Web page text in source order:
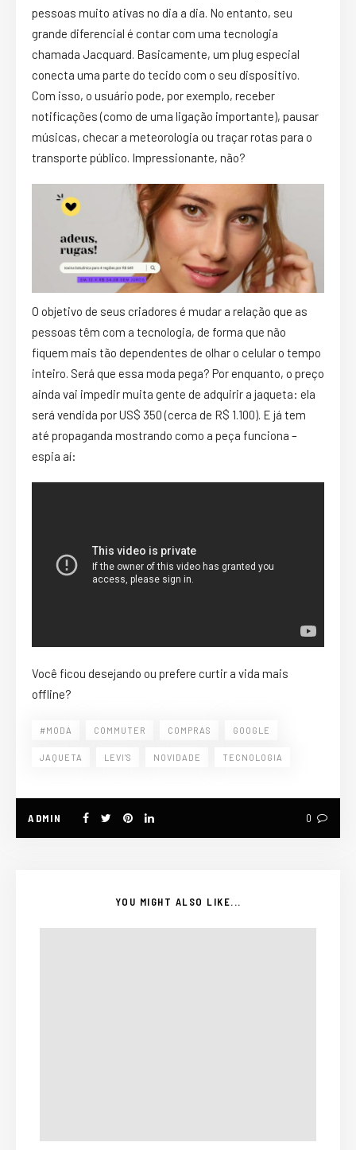
pessoas muito ativas no dia a dia. No entanto, seu
grande diferencial é contar com uma tecnologia
chamada Jacquard. Basicamente, um plug especial
conecta uma parte do tecido com o seu dispositivo.
Com isso, o usuário pode, por exemplo, receber
notificações (como de uma ligação importante), pausar
músicas, checar a meteorologia ou traçar rotas para o
transporte público. Impressionante, não?
O objetivo de seus criadores é mudar a relação que as
pessoas têm com a tecnologia, de forma que não
fiquem mais tão dependentes de olhar o celular o tempo
inteiro. Será que essa moda pega? Por enquanto, o preço
ainda vai impedir muita gente de adquirir a jaqueta: ela
será vendida por US$ 350 (cerca de R$ 1.100). E já tem
até propaganda mostrando como a peça funciona –
espia aí:
Você ficou desejando ou prefere curtir a vida mais
offline?
#MODA COMMUTER COMPRAS GOOGLE
JAQUETA LEVI'S NOVIDADE TECNOLOGIA
ADMIN 0
YOU MIGHT ALSO LIKE...